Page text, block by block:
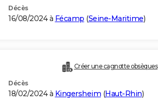
Décès
16/08/2024 à Fécamp (Seine-Maritime)
Créer une cagnotte obsèques
Décès
18/02/2024 à Kingersheim (Haut-Rhin)